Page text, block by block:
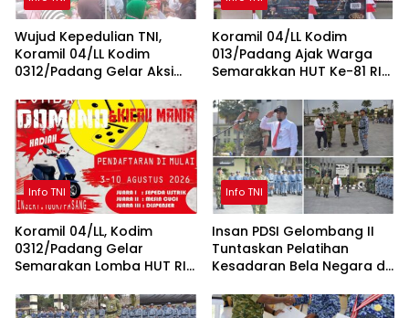
Wujud Kepedulian TNI,
Koramil 04/LL Kodim
0312/Padang Gelar Aksi
Masyarakat
Koramil 04/LL Kodim
013/Padang Ajak Warga
Semarakkan HUT Ke-81 RI
Info TNI
Koramil 04/LL, Kodim
0312/Padang Gelar
Semarakan Lomba HUT RI
Lubeg dan Luki
Info TNI
Insan PDSI Gelombang II
Tuntaskan Pelatihan
Kesadaran Bela Negara di